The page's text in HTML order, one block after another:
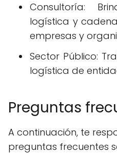
Consultoría:
logística y
empresas y
Sector Público:
logística de
Preguntas
A continuación, te
preguntas frecuentes